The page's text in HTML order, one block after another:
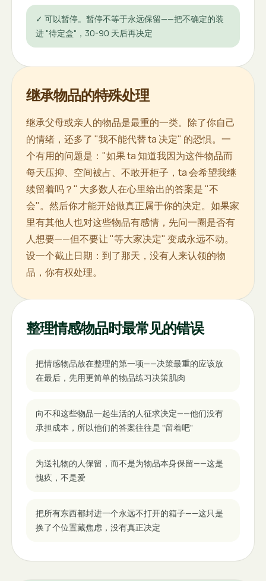
✓ 可以暂停。暂停不等于永远保留——把不确定的装
进 "待定盒"，30-90 天后再决定
继承物品的特殊处理
继承父母或亲人的物品是最重的一类。除了你自己
的情绪，还多了 "我不能代替 ta 决定" 的恐惧。一
个有用的问题是："如果 ta 知道我因为这件物品而
每天压抑、空间被占、不敢开柜子，ta 会希望我继
续留着吗？" 大多数人在心里给出的答案是 "不
会"。然后你才能开始做真正属于你的决定。如果家
里有其他人也对这些物品有感情，先问一圈是否有
人想要——但不要让 "等大家决定" 变成永远不动。
设一个截止日期：到了那天，没有人来认领的物
品，你有权处理。
整理情感物品时最常见的错误
把情感物品放在整理的第一项——决策最重的应该放
在最后，先用更简单的物品练习决策肌肉
向不和这些物品一起生活的人征求决定——他们没有
承担成本，所以他们的答案往往是 "留着吧"
为送礼物的人保留，而不是为物品本身保留——这是
愧疚，不是爱
把所有东西都封进一个永远不打开的箱子——这只是
换了个位置藏焦虑，没有真正决定